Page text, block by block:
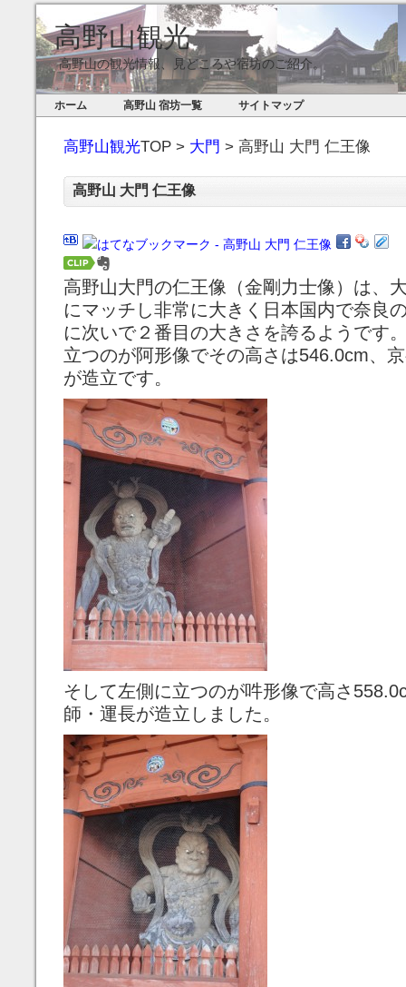
高野山観光
高野山の観光情報、見どころや宿坊のご紹介。
ホーム 高野山 宿坊一覧 サイトマップ
高野山観光TOP > 大門 > 高野山 大門 仁王像
高野山 大門 仁王像
高野山大門の仁王像（金剛力士像）は、
にマッチし非常に大きく日本国内で奈良
に次いで２番目の大きさを誇るようです
立つのが阿形像でその高さは546.0cm、
が造立です。
そして左側に立つのが吽形像で高さ
師・運長が造立しました。